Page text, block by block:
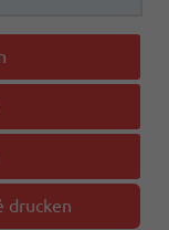
drucken